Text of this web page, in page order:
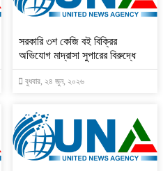
সরকারি ৩শ কেজি বই বিক্রির
অভিযোগ মাদ্রাসা সুপারের বিরুদ্ধে
বুধবার, ২৪ জুন, ২০২৬